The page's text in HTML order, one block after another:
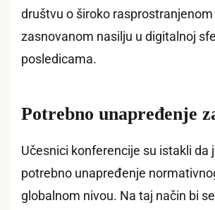
društvu o široko
zasnovanom nasilju u digitalnoj
posledicama.
Potrebno unapređenje
Učesnici konferencije su istakli da
potrebno unapređenje
globalnom nivou. Na taj način bi